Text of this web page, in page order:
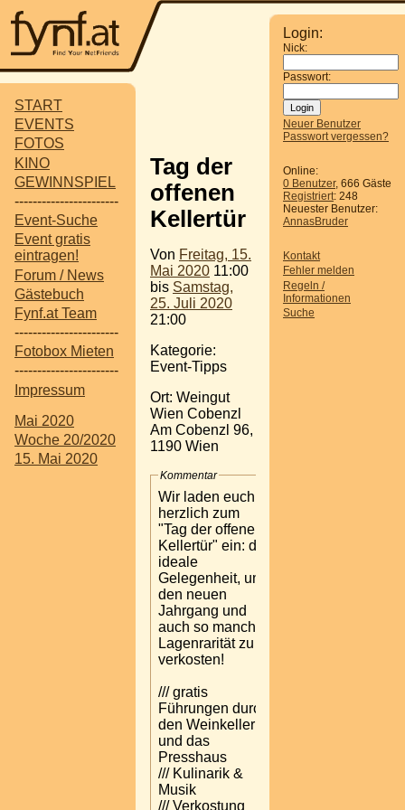
START
EVENTS
FOTOS
KINO
GEWINNSPIEL
-----------------------
Event-Suche
Event gratis
eintragen!
Forum / News
Gästebuch
Fynf.at Team
-----------------------
Fotobox Mieten
-----------------------
Impressum
Mai 2020
Woche 20/2020
15. Mai 2020
Login:
Nick:
Passwort:
Neuer Benutzer
Passwort vergessen?
Online:
0 Benutzer, 666 Gäste
Registriert: 248
Neuester Benutzer:
AnnasBruder
Kontakt
Fehler melden
Regeln /
Informationen
Suche
Tag der
offenen
Kellertür
Von Freitag, 15.
Mai 2020 11:00
bis Samstag,
25. Juli 2020
21:00
Kategorie:
Event-Tipps
Ort: Weingut
Wien Cobenzl
Am Cobenzl 96,
1190 Wien
Kommentar
Wir laden euch
herzlich zum
"Tag der offenen
Kellertür" ein: die
ideale
Gelegenheit, um
den neuen
Jahrgang und
auch so manche
Lagenrarität zu
verkosten!
/// gratis
Führungen durch
den Weinkeller
und das
Presshaus
/// Kulinarik &
Musik
/// Verkostung